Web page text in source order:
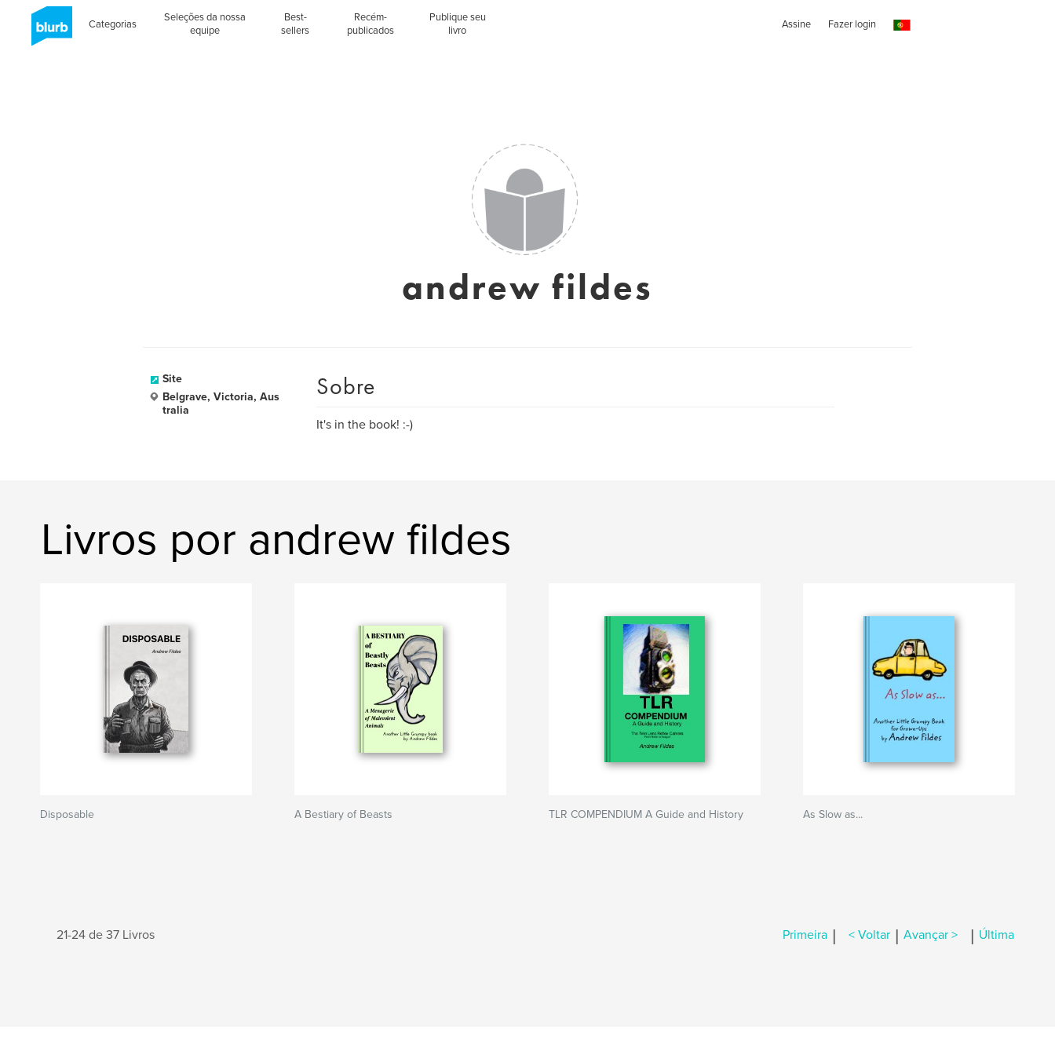
Categorias
Seleções da nossa
equipe
Best-
sellers
Recém-
publicados
Publique seu
livro
Assine Fazer login
andrew fildes
Site
Belgrave, Victoria, Aus
tralia
Sobre
It's in the book! :-)
Livros por andrew fildes
Disposable A Bestiary of Beasts TLR COMPENDIUM A Guide and History As Slow as...
21-24 de 37 Livros Primeira | < Voltar | Avançar > | Última